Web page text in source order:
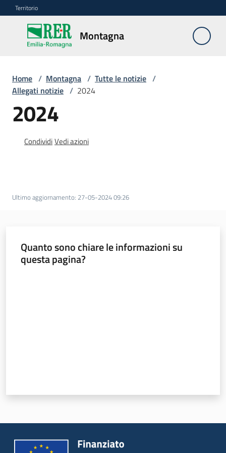
Vai al contenuto
Vai alla navigazione
Vai al footer
Territorio
Montagna
Montagna
Vivere
e
lavorare
territorio
risorse
Territorio
Home / Montagna / Tutte le notizie /
Allegati notizie / 2024
2024
CondividiVedi azioni
Ultimo aggiornamento: 27-05-2024 09:26
Quanto sono chiare le informazioni su
questa pagina?